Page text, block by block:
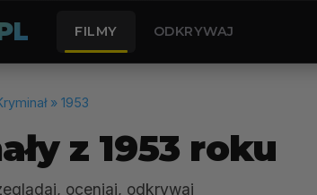
FILMY ODKRYWAJ
» 1953
z 1953 roku
oceniaj, odkrywaj